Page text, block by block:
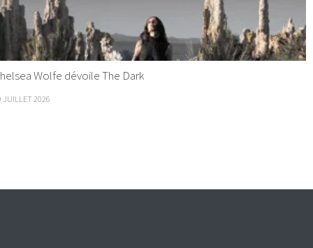
Wolfe dévoile The Dark
JUILLET 2026